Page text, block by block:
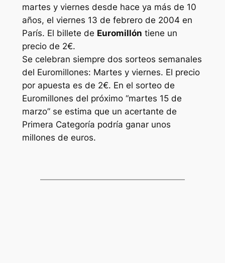
martes y viernes desde hace ya más de 10
años, el viernes 13 de febrero de 2004 en
París. El billete de Euromillón tiene un
precio de 2€.
Se celebran siempre dos sorteos semanales
del Euromillones: Martes y viernes. El precio
por apuesta es de 2€. En el sorteo de
Euromillones del próximo “martes 15 de
marzo” se estima que un acertante de
Primera Categoría podría ganar unos
millones de euros.